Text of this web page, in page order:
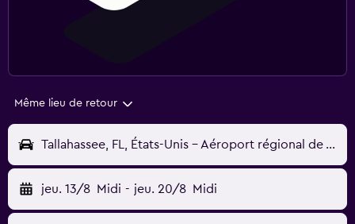
Même lieu de retour
Tallahassee, FL, États-Unis - Aéroport régional de Tallahassee (TLH)
jeu. 13/8 Midi - jeu. 20/8 Midi